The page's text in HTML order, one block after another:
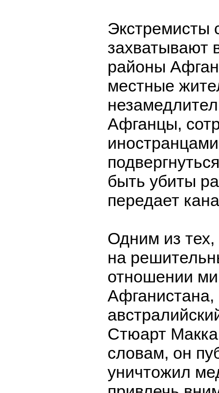
Экстремисты
захватывают
районы
местные
Афганцы,
быть убиты
передает
Одним из тех,
на
отношении
Афганистана,
Стюарт
словам, он
уничтожил